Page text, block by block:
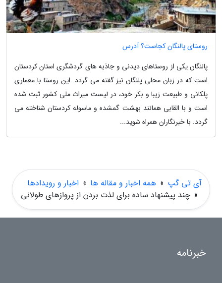
روستای پالنگان کجاست؟ آدرس
پالنگان یکی از روستاهای دیدنی و جاذبه های گردشگری استان کردستان
است که در زبان محلی پلنگان نیز گفته می گردد. این روستا با معماری
پلکانی و طبیعت زیبا و بکر خود، در لیست میراث ملی کشور ثبت شده
است و با القابی همانند بهشت گمشده و ماسوله کردستان شناخته می
گردد. با خبرنگاران همراه شوید...
آی تی گپ » همه اخبار و مقاله ها » اخبار و رویدادها
» چند پیشنهاد ساده برای لذت بردن از پروازهای طولانی
خبرنامه